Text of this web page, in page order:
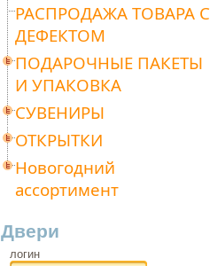
РАСПРОДАЖА ТОВАРА С
ДЕФЕКТОМ
ПОДАРОЧНЫЕ ПАКЕТЫ
И УПАКОВКА
СУВЕНИРЫ
ОТКРЫТКИ
Новогодний
ассортимент
Двери
логин